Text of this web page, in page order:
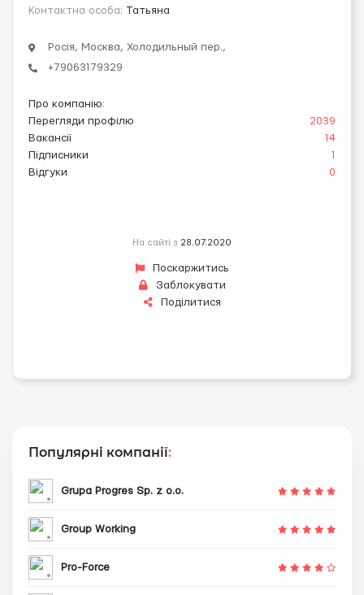
Контактна особа: Татьяна
Росія, Москва, Холодильный пер.,
+79063179329
Про компанію:
Перегляди профілю
2039
Вакансії
14
Підписники
1
Відгуки
0
На сайті з 28.07.2020
Поскаржитись
Заблокувати
Поділитися
Популярні компанії:
Grupa Progres Sp. z o.o.
Group Working
Pro-Force